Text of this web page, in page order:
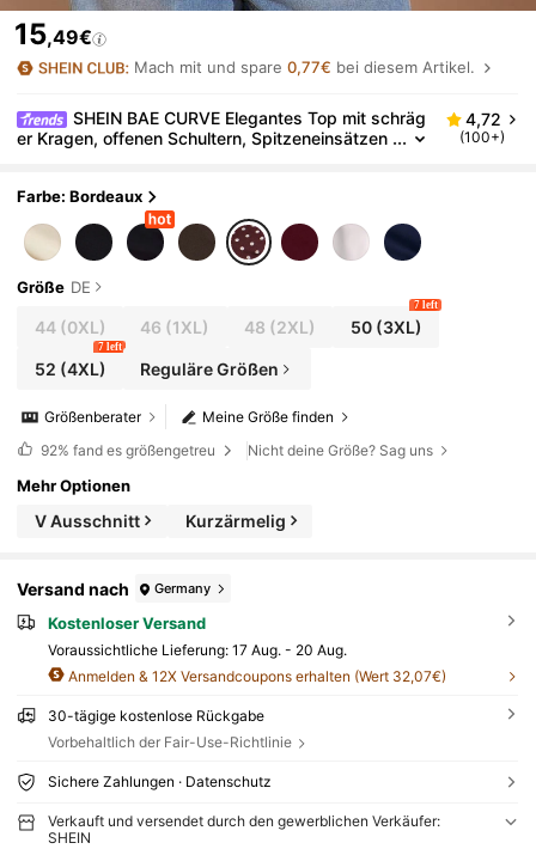
15,49€
Mach mit und spare0,77€ bei diesem Artikel.
SHEIN BAE CURVE Elegantes Top mit schräg
er Kragen, offenen Schultern, Spitzeneinsätzen
4,72
(100+)
Farbe: Bordeaux
Größe DE
44(0XL) 46 (1XL) 48 (2XL) 50(3XL)
7 left
52 (4XL)
7 left
Reguläre Größen
Meine Größe finden
Größenberater
92% fand es größengetreu Nicht deine Größe? Sag uns
Mehr Optionen
V Ausschnitt Kurzärmelig
Versand nach Germany
Kostenloser Versand
Voraussichtliche Lieferung: 17 Aug. - 20 Aug.
Anmelden & 12X Versandcoupons erhalten (Wert 32,07€)
30-tägige kostenlose Rückgabe
Vorbehaltlich der Fair-Use-Richtlinie
Sichere Zahlungen · Datenschutz
Verkauft und versendet durch den gewerblichen Verkäufer:
SHEIN